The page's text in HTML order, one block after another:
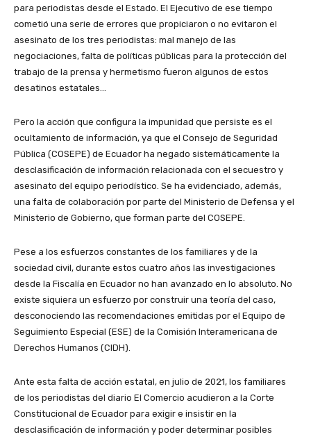
para periodistas desde el Estado. El Ejecutivo de ese tiempo
cometió una serie de errores que propiciaron o no evitaron el
asesinato de los tres periodistas: mal manejo de las
negociaciones, falta de políticas públicas para la protección del
trabajo de la prensa y hermetismo fueron algunos de estos
desatinos estatales…
Pero la acción que configura la impunidad que persiste es el
ocultamiento de información, ya que el Consejo de Seguridad
Pública (COSEPE) de Ecuador ha negado sistemáticamente la
desclasificación de información relacionada con el secuestro y
asesinato del equipo periodístico. Se ha evidenciado, además,
una falta de colaboración por parte del Ministerio de Defensa y el
Ministerio de Gobierno, que forman parte del COSEPE.
Pese a los esfuerzos constantes de los familiares y de la
sociedad civil, durante estos cuatro años las investigaciones
desde la Fiscalía en Ecuador no han avanzado en lo absoluto. No
existe siquiera un esfuerzo por construir una teoría del caso,
desconociendo las recomendaciones emitidas por el Equipo de
Seguimiento Especial (ESE) de la Comisión Interamericana de
Derechos Humanos (CIDH).
Ante esta falta de acción estatal, en julio de 2021, los familiares
de los periodistas del diario El Comercio acudieron a la Corte
Constitucional de Ecuador para exigir e insistir en la
desclasificación de información y poder determinar posibles